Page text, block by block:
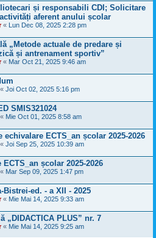
și responsabili CDI; Solicitare
aferent anului școlar
« Lun Dec 08, 2025 2:28 pm
„Metode actuale de predare și
și antrenament sportiv”
« Mar Oct 21, 2025 9:46 am
« Joi Oct 02, 2025 5:16 pm
SMIS321024
« Mie Oct 01, 2025 8:58 am
ECTS_an școlar 2025-2026
« Joi Sep 25, 2025 10:39 am
școlar 2025-2026
« Mar Sep 09, 2025 1:47 pm
ed. - a XII - 2025
« Mie Mai 14, 2025 9:33 am
„DIDACTICA PLUS” nr. 7
« Mie Mai 14, 2025 9:25 am